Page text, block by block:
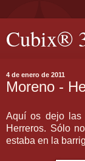
Cubix®
4 de enero de 2011
Moreno -
Aquí os dejo las
Herreros. Sólo
estaba en la